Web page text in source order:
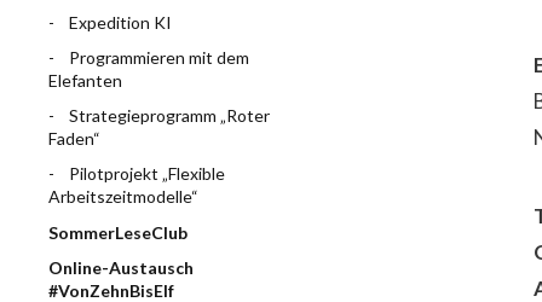
Expedition KI
Programmieren mit dem
Elefanten
Strategieprogramm „Roter
Faden“
Pilotprojekt „Flexible
Arbeitszeitmodelle“
SommerLeseClub
Online-Austausch
#VonZehnBisElf